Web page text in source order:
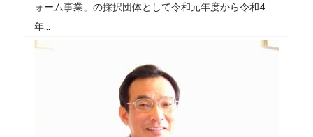
ォーム事業」の採択団体として令和元年度から令和4
年...